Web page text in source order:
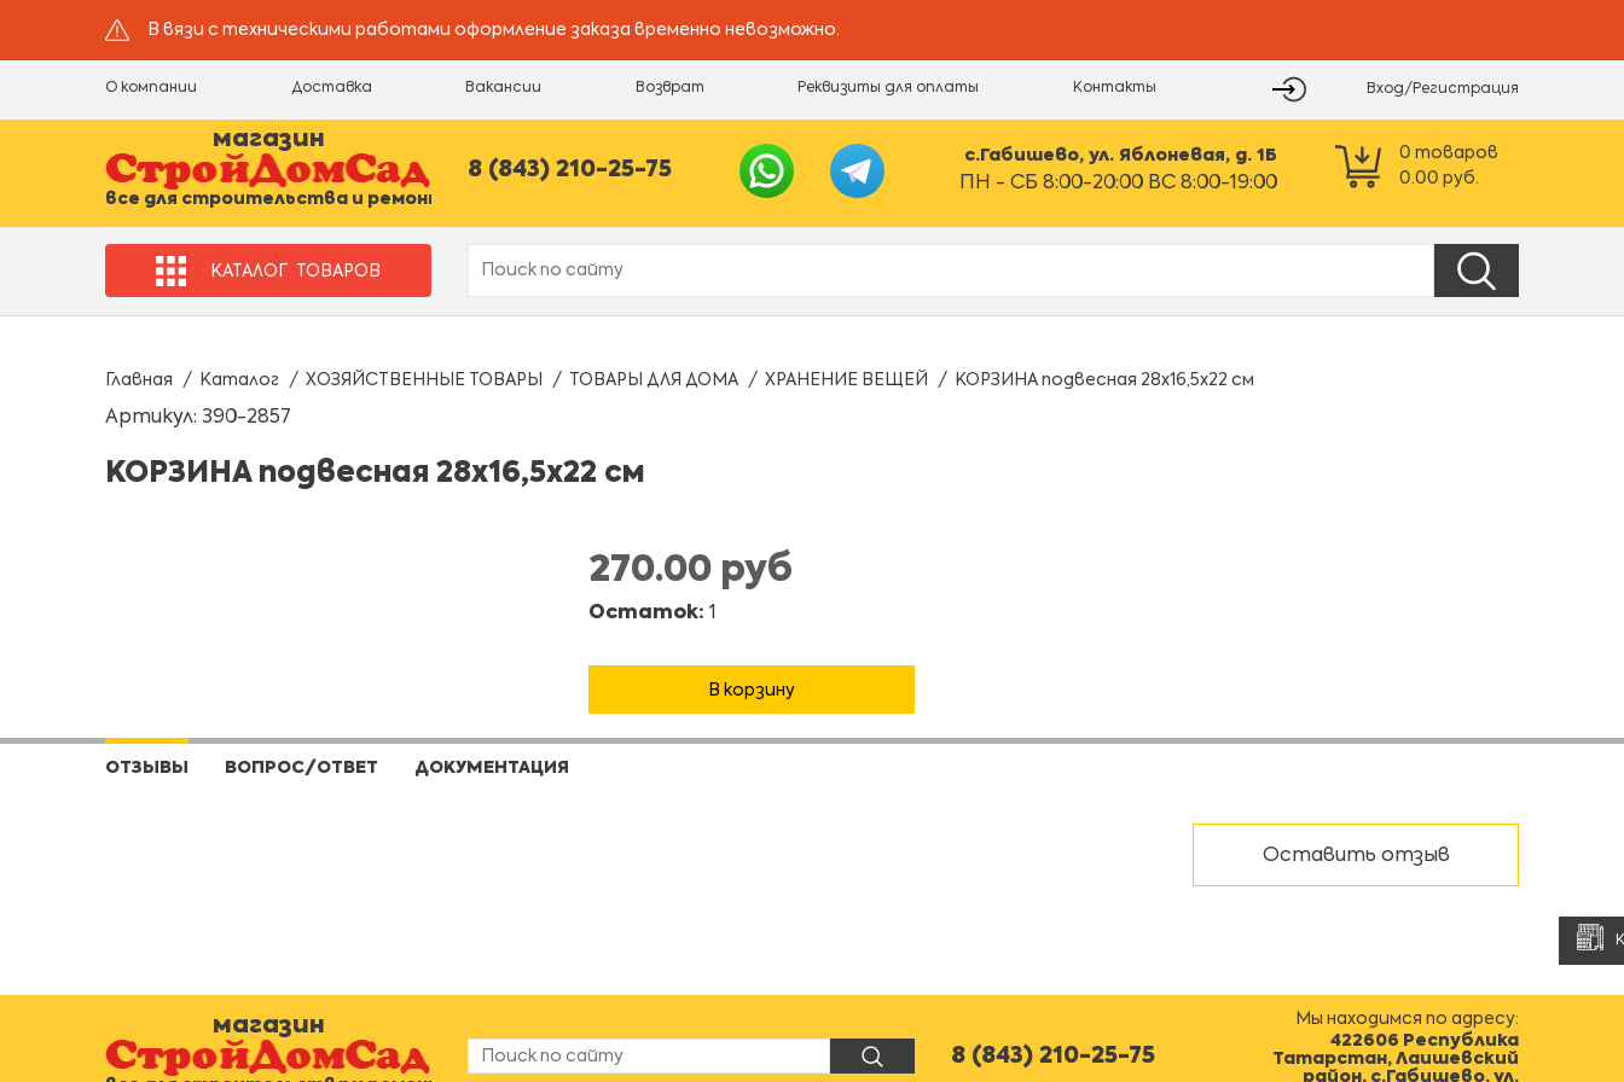
В вязи с техническими работами оформление заказа временно невозможно.
О компании Доставка Вакансии Возврат Реквизиты для оплаты Контакты Вход/Регистрация
магазин
все для строительства и ремонта
8 (843) 210-25-75
с.Габишево, ул. Яблоневая, д. 1Б
ПН - СБ 8:00-20:00 ВС 8:00-19:00
0 товаров
0.00 руб.
КАТАЛОГ ТОВАРОВ
Главная Каталог ХОЗЯЙСТВЕННЫЕ ТОВАРЫ ТОВАРЫ ДЛЯ ДОМА ХРАНЕНИЕ ВЕЩЕЙ КОРЗИНА подвесная 28х16,5х22 см
Артикул: 390-2857
КОРЗИНА подвесная 28х16,5х22 см
270.00 руб
Остаток: 1
В корзину
ОТЗЫВЫ ВОПРОС/ОТВЕТ ДОКУМЕНТАЦИЯ
Оставить отзыв
магазин
8 (843) 210-25-75
Мы находимся по адресу:
422606 Республика
Татарстан, Лаишевский
район, с.Габишево, ул.